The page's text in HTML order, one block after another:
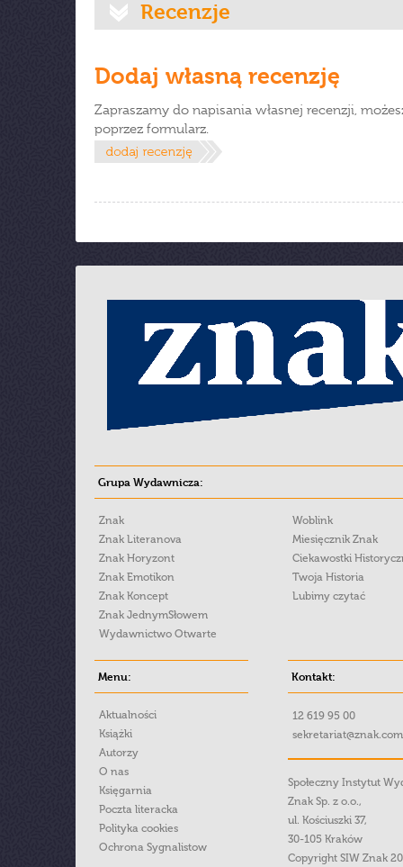
Recenzje
Dodaj własną recenzję
Zapraszamy do napisania własnej recenzji,
poprzez formularz.
Grupa Wydawnicza:
Znak
Znak Literanova
Znak Horyzont
Znak Emotikon
Znak Koncept
Znak JednymSłowem
Wydawnictwo Otwarte
Woblink
Miesięcznik Znak
Ciekawostki
Twoja Historia
Lubimy czytać
Menu:
Aktualności
Książki
Autorzy
O nas
Księgarnia
Poczta literacka
Polityka cookies
Ochrona Sygnalistow
Kontakt:
12 619 95 00
Społeczny Instytut
Znak Sp. z o.o.,
ul. Kościuszki 37,
30-105 Kraków
Copyright SIW Znak